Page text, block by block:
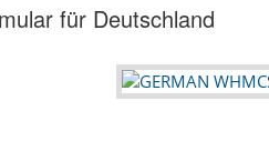
für Deutschland